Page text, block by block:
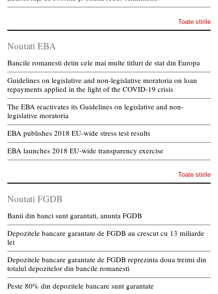
Toate stirile
Noutati EBA
Bancile romanesti detin cele mai multe titluri de stat din Europa
Guidelines on legislative and non-legislative moratoria on loan
repayments applied in the light of the COVID-19 crisis
The EBA reactivates its Guidelines on legislative and non-
legislative moratoria
EBA publishes 2018 EU-wide stress test results
EBA launches 2018 EU-wide transparency exercise
Toate stirile
Noutati FGDB
Banii din banci sunt garantati, anunta FGDB
Depozitele bancare garantate de FGDB au crescut cu 13 miliarde
lei
Depozitele bancare garantate de FGDB reprezinta doua treimi din
totalul depozitelor din bancile romanesti
Peste 80% din depozitele bancare sunt garantate